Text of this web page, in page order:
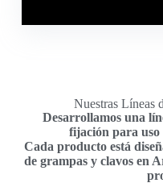
Nuestras Líneas
Desarrollamos una
fijación para
Cada producto está
de grampas y clavos en